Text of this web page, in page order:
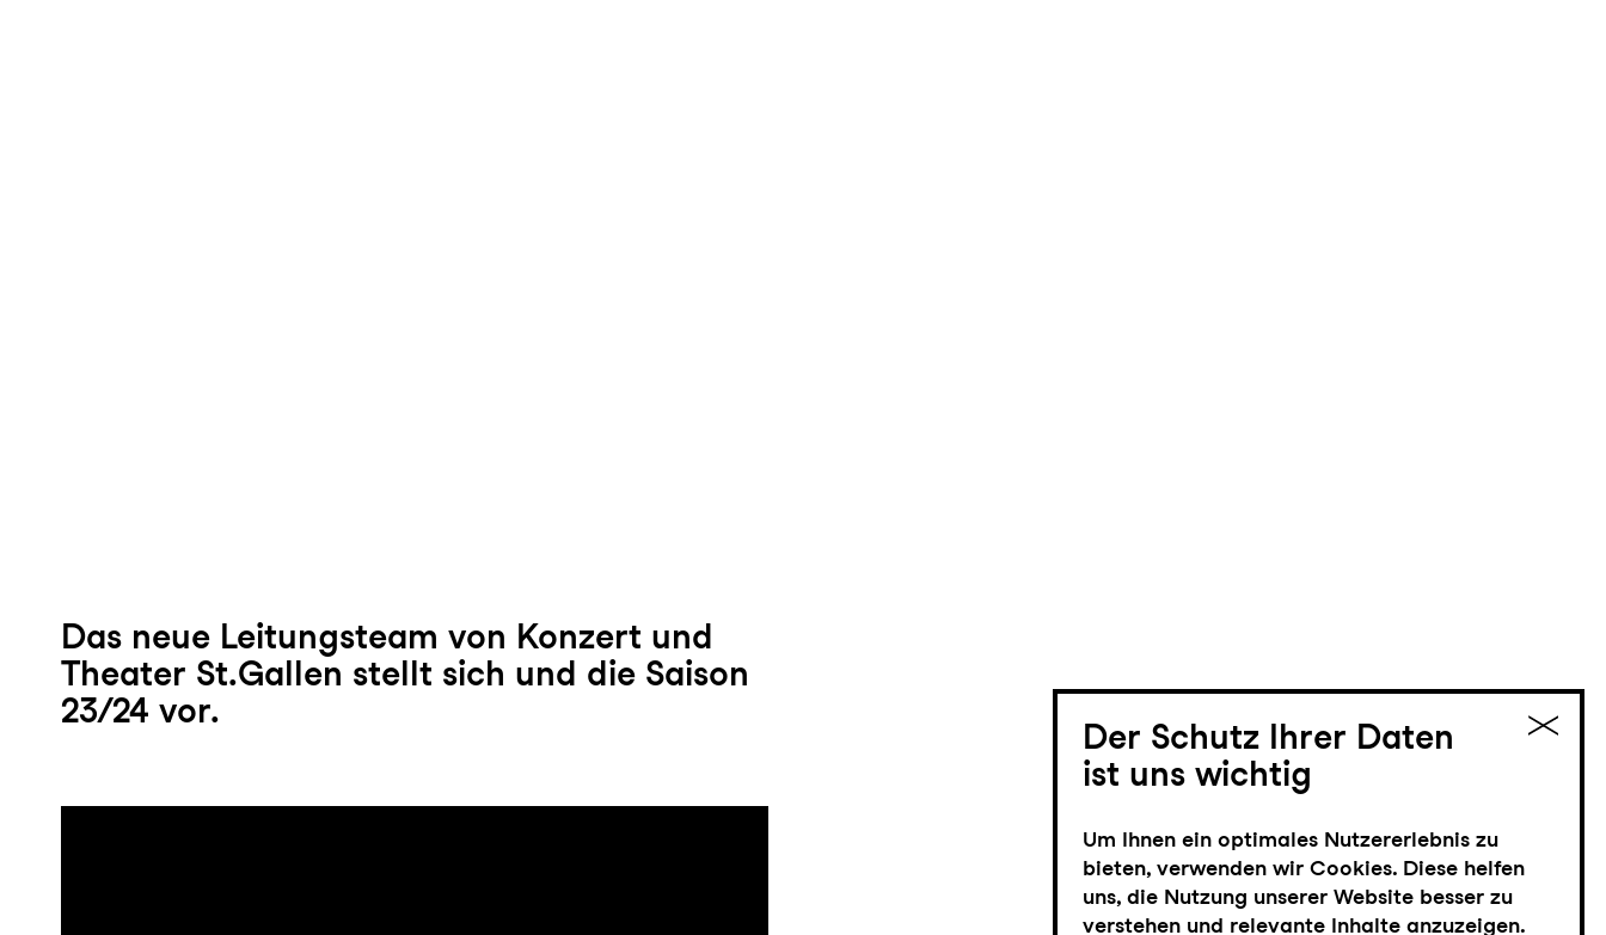
Das neue Leitungsteam von Konzert und
Theater St.Gallen stellt sich und die Saison
23/24 vor.
Der Schutz Ihrer Daten
ist uns wichtig
Um Ihnen ein optimales Nutzererlebnis zu
bieten, verwenden wir Cookies. Diese helfen
uns, die Nutzung unserer Website besser zu
verstehen und relevante Inhalte anzuzeigen.